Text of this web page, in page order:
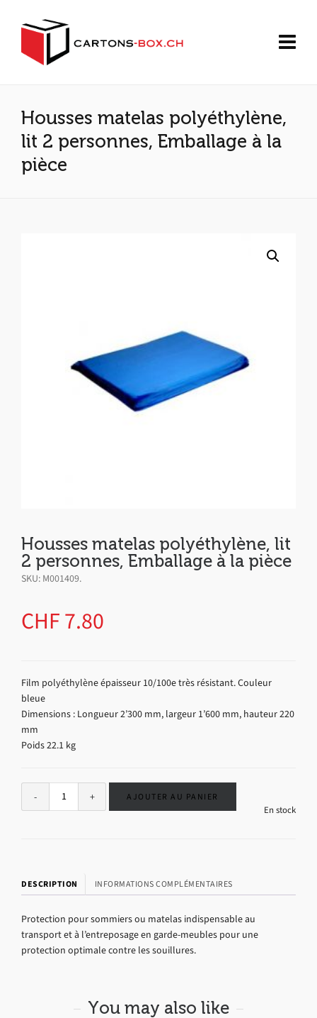
Housses matelas polyéthylène,
lit 2 personnes, Emballage à la
pièce
Housses matelas polyéthylène, lit
2 personnes, Emballage à la pièce
SKU: M001409.
CHF7.80
Film polyéthylène épaisseur 10/100e très résistant. Couleur
bleue
Dimensions : Longueur 2’300 mm, largeur 1’600 mm, hauteur 220
mm
Poids 22.1 kg
En stock
AJOUTER AU PANIER
DESCRIPTION INFORMATIONS COMPLÉMENTAIRES
Protection pour sommiers ou matelas indispensable au
transport et à l’entreposage en garde-meubles pour une
protection optimale contre les souillures.
You may also like